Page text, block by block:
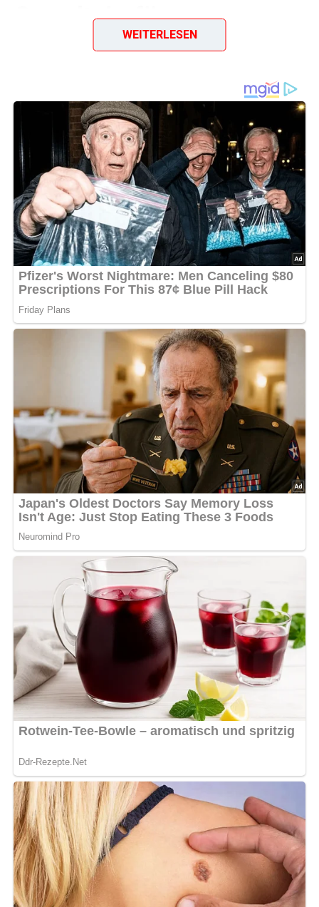
Grundteig für
Backpulver- oder
Willkommen in der Backstube der DDR! Hier ist ein Rezept,
das dich zurück in die guten alten Zeiten führt: Der
Grundteig für Backpulver- oder Rührkuchen
Ursprünglich aus dem Jahr 1961, ist dieses Rezept ein
wahrer DDR-Klassiker, der nun neu entdeckt werden kann.
Pin mich!Teile dieses vielseitige Rezept auf Pinterest oder
Facebook und lass auch deine Freunde die Backtradition
der DDR erleben!
Anzahl der Portionen:
Für eine große Kuchenform oder
ein mittelgroßes Blech
WEITERLESEN